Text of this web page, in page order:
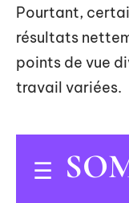
Pourtant,
résultats
points de vue
travail variées.